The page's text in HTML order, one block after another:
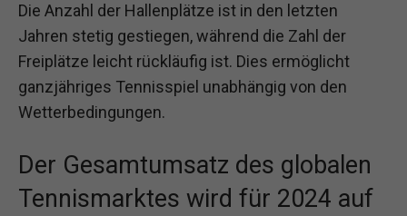
Die Anzahl der Hallenplätze ist in den letzten
Jahren stetig gestiegen, während die Zahl der
Freiplätze leicht rückläufig ist. Dies ermöglicht
ganzjähriges Tennisspiel unabhängig von den
Wetterbedingungen.
Der Gesamtumsatz des globalen
Tennismarktes wird für 2024 auf